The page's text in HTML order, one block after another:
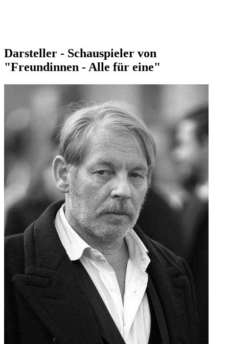
Darsteller - Schauspieler von
"Freundinnen - Alle für eine"